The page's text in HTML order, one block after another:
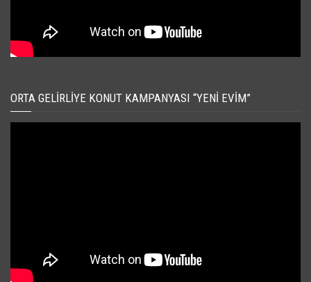
ORTA GELIRLIYE KONUT KAMPANYASI “YENI EVIM”